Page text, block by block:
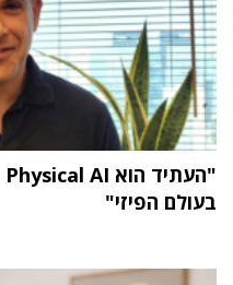
בעולם הפיזי"